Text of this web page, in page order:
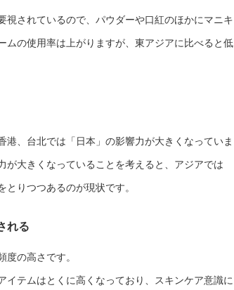
視されているので、パウダーや口紅のほかにマニキ
ムの使用率は上がりますが、東アジアに比べると低
港、台北では「日本」の影響力が大きくなっていま
大きくなっていることを考えると、アジアでは
とりつつあるのが現状です。
れる
の高さです。
テムはとくに高くなっており、スキンケア意識に